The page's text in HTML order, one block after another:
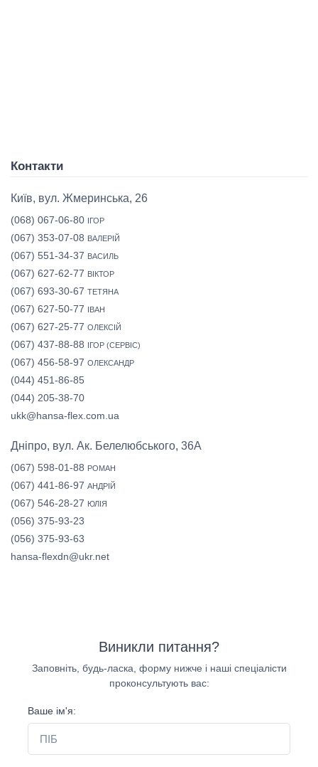
Контакти
Київ, вул. Жмеринська, 26
(068) 067-06-80 ІГОР
(067) 353-07-08 ВАЛЕРІЙ
(067) 551-34-37 ВАСИЛЬ
(067) 627-62-77 ВІКТОР
(067) 693-30-67 ТЕТЯНА
(067) 627-50-77 ІВАН
(067) 627-25-77 ОЛЕКСІЙ
(067) 437-88-88 ІГОР (СЕРВІС)
(067) 456-58-97 ОЛЕКСАНДР
(044) 451-86-85
(044) 205-38-70
ukk@hansa-flex.com.ua
Дніпро, вул. Ак. Белелюбського, 36А
(067) 598-01-88 РОМАН
(067) 441-86-97 АНДРІЙ
(067) 546-28-27 ЮЛІЯ
(056) 375-93-23
(056) 375-93-63
hansa-flexdn@ukr.net
Виникли питання?
Заповніть, будь-ласка, форму нижче і наші спеціалісти
проконсультують вас:
Ваше ім'я: